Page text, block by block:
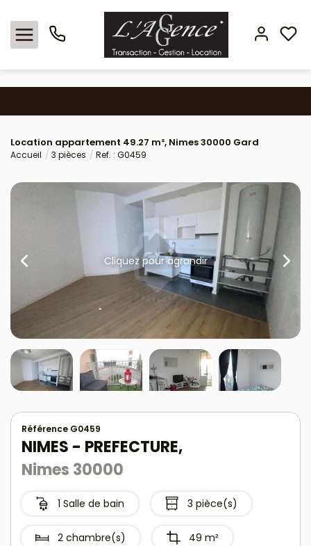
Nos offres
Locations
L'agence
Avis clients
Location appartement 49.27 m², Nimes 30000 Gard
Accueil 3 pièces Ref. : G0459
Cliquez pour agrandir
Référence G0459
NIMES - PREFECTURE,
Nimes 30000
1 Salle de bain 3 pièce(s)
2 chambre(s) 49 m²